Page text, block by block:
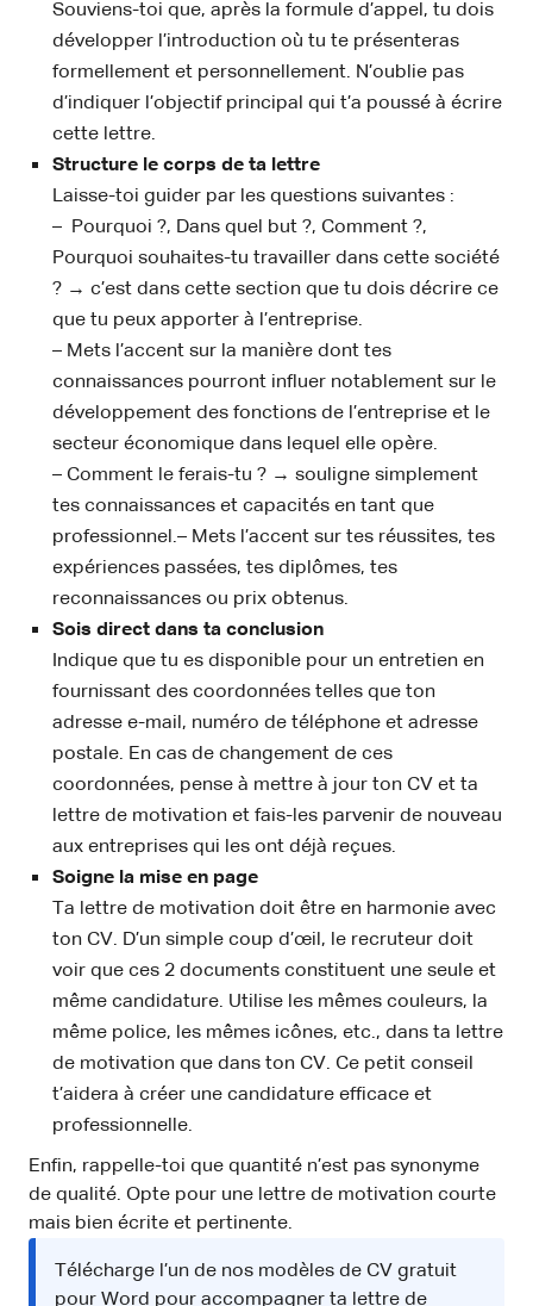
Souviens-toi que, après la formule d’appel, tu dois
développer l’introduction où tu te présenteras
formellement et personnellement. N’oublie pas
d’indiquer l’objectif principal qui t’a poussé à écrire
cette lettre.
Structure le corps de ta lettre
Laisse-toi guider par les questions suivantes :
– Pourquoi ?, Dans quel but ?, Comment ?,
Pourquoi souhaites-tu travailler dans cette société
? → c’est dans cette section que tu dois décrire ce
que tu peux apporter à l’entreprise.
– Mets l’accent sur la manière dont tes
connaissances pourront influer notablement sur le
développement des fonctions de l’entreprise et le
secteur économique dans lequel elle opère.
– Comment le ferais-tu ? → souligne simplement
tes connaissances et capacités en tant que
professionnel.– Mets l’accent sur tes réussites, tes
expériences passées, tes diplômes, tes
reconnaissances ou prix obtenus.
Sois direct dans ta conclusion
Indique que tu es disponible pour un entretien en
fournissant des coordonnées telles que ton
adresse e-mail, numéro de téléphone et adresse
postale. En cas de changement de ces
coordonnées, pense à mettre à jour ton CV et ta
lettre de motivation et fais-les parvenir de nouveau
aux entreprises qui les ont déjà reçues.
Soigne la mise en page
Ta lettre de motivation doit être en harmonie avec
ton CV. D’un simple coup d’œil, le recruteur doit
voir que ces 2 documents constituent une seule et
même candidature. Utilise les mêmes couleurs, la
même police, les mêmes icônes, etc., dans ta lettre
de motivation que dans ton CV. Ce petit conseil
t’aidera à créer une candidature efficace et
professionnelle.
Enfin, rappelle-toi que quantité n’est pas synonyme
de qualité. Opte pour une lettre de motivation courte
mais bien écrite et pertinente.
Télécharge l’un de nos modèles de CV gratuit
pour Word pour accompagner ta lettre de